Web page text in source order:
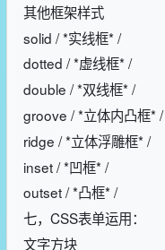
其他框架样式
solid / *实线框* /
dotted / *虚线框* /
double / *双线框* /
groove / *立体内凸框* /
ridge / *立体浮雕框* /
inset / *凹框* /
outset / *凸框* /
七，CSS表单运用：
文字方块